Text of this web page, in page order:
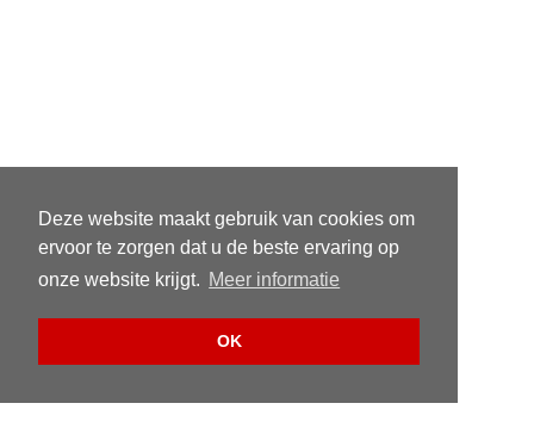
Deze website maakt gebruik van cookies om
ervoor te zorgen dat u de beste ervaring op
onze website krijgt. Meer informatie
OK